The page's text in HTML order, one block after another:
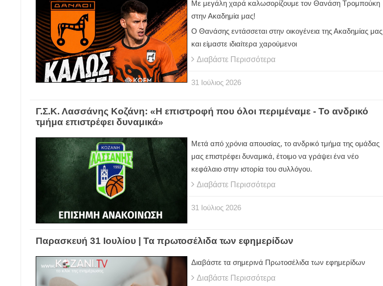
Με μεγάλη χαρά καλωσορίζουμε τον Θανάση Τρομπούκη
στην Ακαδημία μας!
Ο Θανάσης εντάσσεται στην οικογένεια της Ακαδημίας μας
και είμαστε ιδιαίτερα χαρούμενοι
Διαβάστε Περισσότερα
31 Ιούλιος 2026
Γ.Σ.Κ. Λασσάνης Κοζάνη: «Η επιστροφή που όλοι περιμέναμε - Το ανδρικό
τμήμα επιστρέφει δυναμικά»
Μετά από χρόνια απουσίας, το ανδρικό τμήμα της ομάδας
μας επιστρέφει δυναμικά, έτοιμο να γράψει ένα νέο
κεφάλαιο στην ιστορία του συλλόγου.
Διαβάστε Περισσότερα
31 Ιούλιος 2026
Παρασκευή 31 Ιουλίου | Τα πρωτοσέλιδα των εφημερίδων
Διαβάστε τα σημερινά Πρωτοσέλιδα των εφημερίδων
Διαβάστε Περισσότερα